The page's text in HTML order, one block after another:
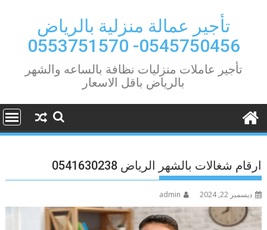
تأجير عمالة منزلية بالرياض
0545750456- 0553751570
تأجير عاملات منزليات نظافة بالساعه والشهر
بالرياض باقل الاسعار
ارقام شغالات بالشهر الرياض 0541630238
ديسمبر 22, 2024 admin